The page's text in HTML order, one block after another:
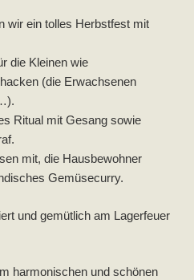
wir ein tolles Herbstfest mit
die Kleinen wie
(die Erwachsenen
Ritual mit Gesang sowie
mit, die Hausbewohner
Gemüsecurry.
und gemütlich am Lagerfeuer
harmonischen und schönen